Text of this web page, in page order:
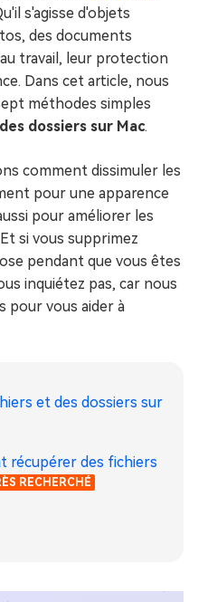
s'agisse d'objets
des documents
travail, leur protection
Dans cet article, nous
méthodes simples
dossiers sur Mac.
comment dissimuler les
pour une apparence
pour améliorer les
si vous supprimez
pendant que vous êtes
inquiétez pas, car nous
pour vous aider à
et des dossiers sur
récupérer des fichiers
RECHERCHÉ